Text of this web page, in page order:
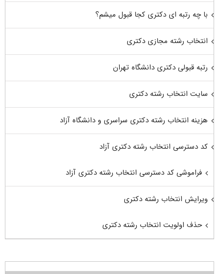
با چه رتبه ای دکتری کجا قبول میشم؟
انتخاب رشته مجازی دکتری
رتبه قبولی دکتری دانشگاه تهران
سایت انتخاب رشته دکتری
هزینه انتخاب رشته دکتری سراسری و دانشگاه آزاد
کد دسترسی انتخاب رشته دکتری آزاد
فراموشی کد دسترسی انتخاب رشته دکتری آزاد
ویرایش انتخاب رشته دکتری
حذف اولویت انتخاب رشته دکتری